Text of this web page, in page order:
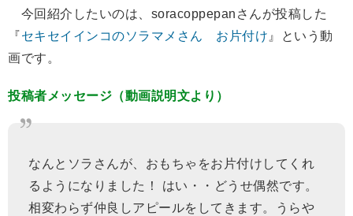
今回紹介したいのは、soracoppepanさんが投稿した
『セキセイインコのソラマメさん お片付け 』という動
画です。
投稿者メッセージ（動画説明文より）
なんとソラさんが、おもちゃをお片付けしてくれ
るようになりました！ はい・・どうせ偶然です。
相変わらず仲良しアピールをしてきます。うらや